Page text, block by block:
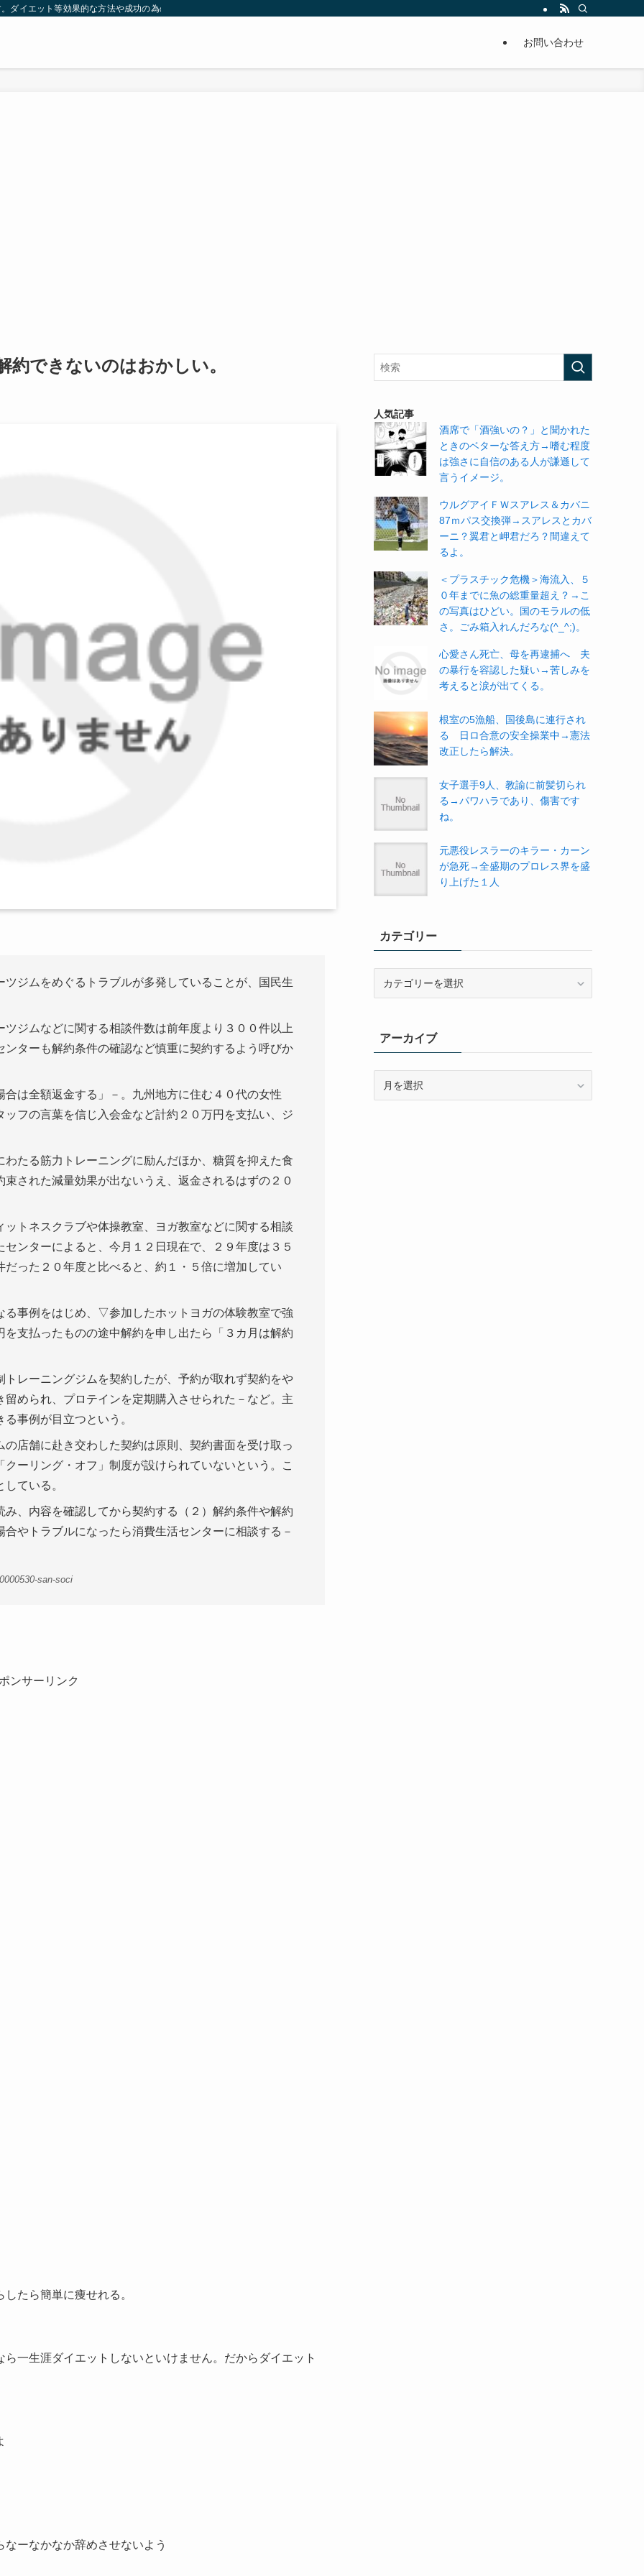
ダイエット等効果的な方法や成功の為の秘訣等。太ったり悩んでいる方々が簡単に痩せることが出来るように分かりやすくまとめています。
お問い合わせ
できないのはおかしい。
ジムをめぐるトラブルが多発していることが、国民生
ジムなどに関する相談件数は前年度より３００件以上
ターも解約条件の確認など慎重に契約するよう呼びか
は全額返金する」－。九州地方に住む４０代の女性
フの言葉を信じ入会金など計約２０万円を支払い、ジ
たる筋力トレーニングに励んだほか、糖質を抑えた食
された減量効果が出ないうえ、返金されるはずの２０
トネスクラブや体操教室、ヨガ教室などに関する相談
ンターによると、今月１２日現在で、２９年度は３５
った２０年度と比べると、約１・５倍に増加してい
る事例をはじめ、▽参加したホットヨガの体験教室で強
支払ったものの途中解約を申し出たら「３カ月は解約
レーニングジムを契約したが、予約が取れず契約をや
められ、プロテインを定期購入させられた－など。主
事例が目立つという。
店舗に赴き交わした契約は原則、契約書面を受け取っ
ーリング・オフ」制度が設けられていないという。こ
ている。
、内容を確認してから契約する（２）解約条件や解約
やトラブルになったら消費生活センターに相談する－
san-soci
ンサーリンク
たら簡単に痩せれる。
一生涯ダイエットしないといけません。だからダイエット
ーなかなか辞めさせないよう
人気記事
酒席で「酒強いの？」と聞かれた
ときのベターな答え方→嗜む程度
は強さに自信のある人が謙遜して
言うイメージ。
ウルグアイＦＷスアレス＆カバニ
87ｍパス交換弾→スアレスとカバ
ーニ？翼君と岬君だろ？間違えて
るよ。
＜プラスチック危機＞海流入、５
０年までに魚の総重量超え？→こ
の写真はひどい。国のモラルの低
さ。ごみ箱入れんだろな(^_^;)。
心愛さん死亡、母を再逮捕へ 夫
の暴行を容認した疑い→苦しみを
考えると涙が出てくる。
根室の5漁船、国後島に連行され
る 日ロ合意の安全操業中→憲法
改正したら解決。
女子選手9人、教諭に前髪切られ
る→パワハラであり、傷害です
ね。
元悪役レスラーのキラー・カーン
が急死→全盛期のプロレス界を盛
り上げた１人
カテゴリー
ーアーカイブ